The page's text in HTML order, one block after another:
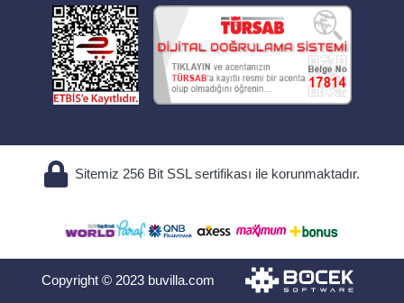
Sitemiz 256 Bit SSL sertifikası ile korunmaktadır.
Copyright © 2023 buvilla.com